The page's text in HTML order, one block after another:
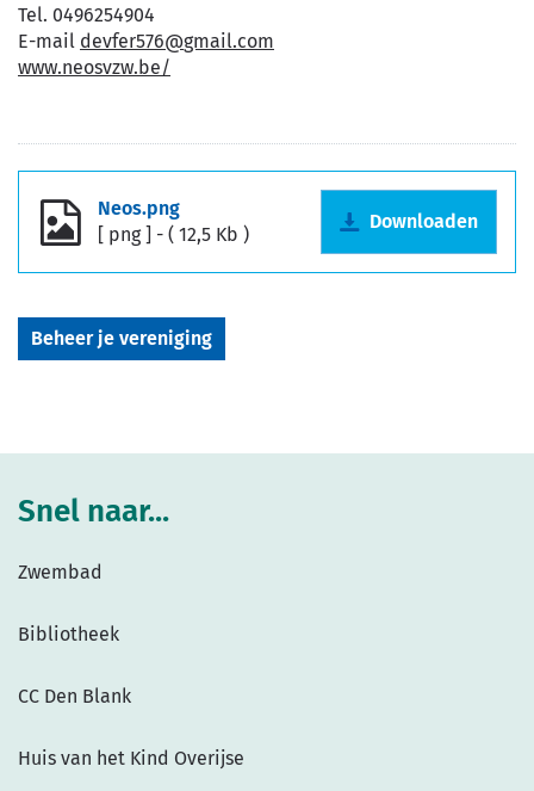
Tel. 0496254904
E-
mail
devfer576@gmail.com
Website
www.neosvzw.be/
Documenten
Neos.png
png
12,5 Kb
Downloaden
Beheer je vereniging
Snel naar...
Zwembad
Bibliotheek
CC Den Blank
Huis van het Kind Overijse